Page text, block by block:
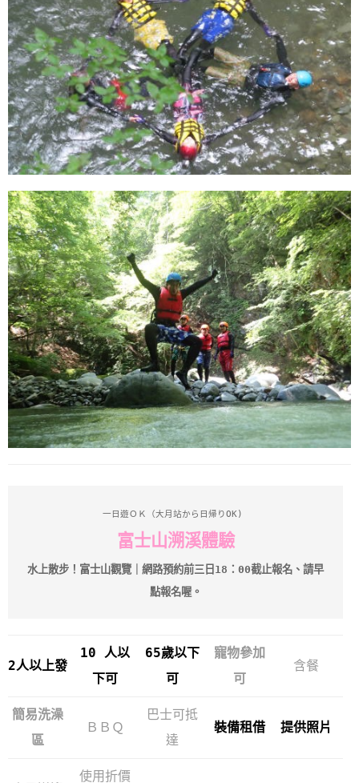
一日遊ＯＫ（大月站から日帰りOK)
富士山溯溪體驗
水上散步！富士山觀覽｜ 網路預約前三日18：00截止報名、請早
點報名喔。
2人以上發
10 人以
下可
65歲以下
可
寵物參加
可
含餐
簡易洗澡
區
ＢＢＱ
巴士可抵
達
裝備租借 提供照片
使用折價